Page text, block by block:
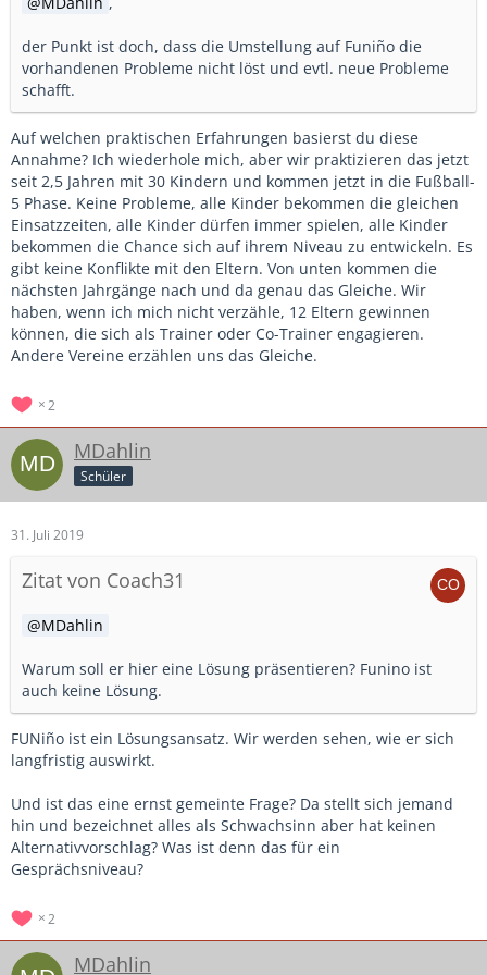
der Punkt ist doch, dass die Umstellung auf Funiño die
vorhandenen Probleme nicht löst und evtl. neue Probleme
schafft.
Auf welchen praktischen Erfahrungen basierst du diese
Annahme? Ich wiederhole mich, aber wir praktizieren das jetzt
seit 2,5 Jahren mit 30 Kindern und kommen jetzt in die Fußball-
5 Phase. Keine Probleme, alle Kinder bekommen die gleichen
Einsatzzeiten, alle Kinder dürfen immer spielen, alle Kinder
bekommen die Chance sich auf ihrem Niveau zu entwickeln. Es
gibt keine Konflikte mit den Eltern. Von unten kommen die
nächsten Jahrgänge nach und da genau das Gleiche. Wir
haben, wenn ich mich nicht verzähle, 12 Eltern gewinnen
können, die sich als Trainer oder Co-Trainer engagieren.
Andere Vereine erzählen uns das Gleiche.
2
MDahlin
Schüler
31. Juli 2019
Zitat von Coach31
MDahlin
Warum soll er hier eine Lösung präsentieren? Funino ist
auch keine Lösung.
FUNiño ist ein Lösungsansatz. Wir werden sehen, wie er sich
langfristig auswirkt.
Und ist das eine ernst gemeinte Frage? Da stellt sich jemand
hin und bezeichnet alles als Schwachsinn aber hat keinen
Alternativvorschlag? Was ist denn das für ein
Gesprächsniveau?
2
MDahlin